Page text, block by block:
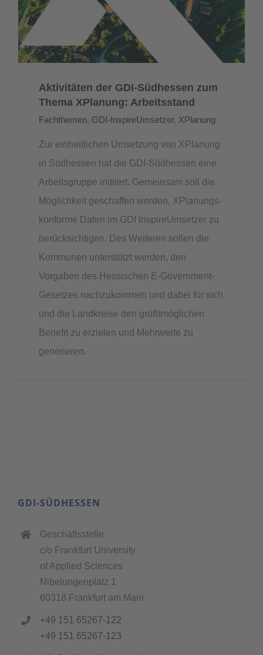
Aktivitäten der GDI-Südhessen zum
Thema XPlanung: Arbeitsstand
Fachthemen, GDI-InspireUmsetzer, XPlanung
Zur einheitlichen Umsetzung von XPlanung
in Südhessen hat die GDI-Südhessen eine
Arbeitsgruppe initiiert. Gemeinsam soll die
Möglichkeit geschaffen werden, XPlanungs-
konforme Daten im GDI InspireUmsetzer zu
berücksichtigen. Des Weiteren sollen die
Kommunen unterstützt werden, den
Vorgaben des Hessischen E-Government-
Gesetzes nachzukommen und dabei für sich
und die Landkreise den größtmöglichen
Benefit zu erzielen und Mehrwerte zu
generieren.
GDI-SÜDHESSEN
Geschäftsstelle
c/o Frankfurt University
of Applied Sciences
Nibelungenplatz 1
60318 Frankfurt am Main
+49 151 65267-122
+49 151 65267-123